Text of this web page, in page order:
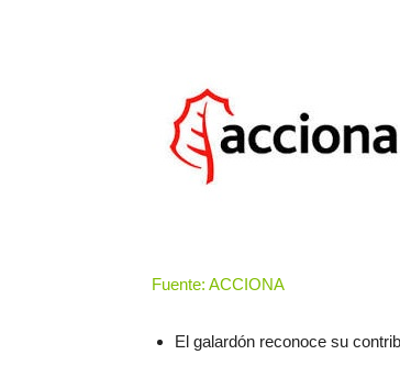
Fuente: ACCIONA
El galardón reconoce su